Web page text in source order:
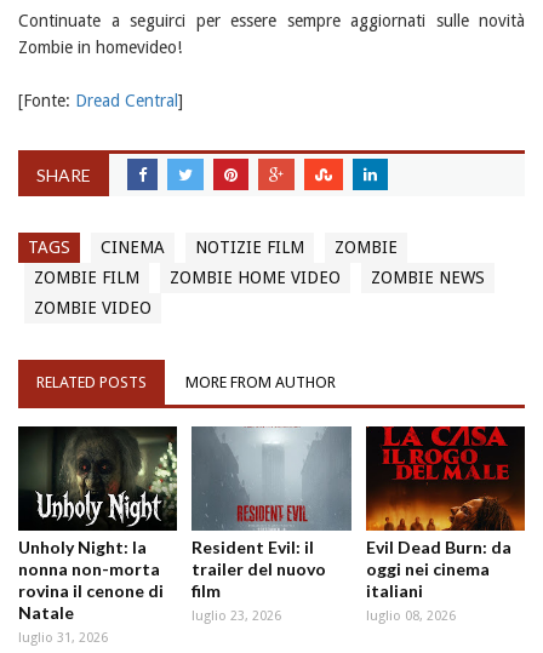
Continuate a seguirci per essere sempre aggiornati sulle novità
Zombie in homevideo!
[Fonte: Dread Central]
SHARE
TAGS CINEMA NOTIZIE FILM
ZOMBIE
ZOMBIE FILM
ZOMBIE HOME VIDEO
ZOMBIE NEWS
ZOMBIE VIDEO
RELATED POSTS MORE FROM AUTHOR
Unholy Night: la
nonna non-morta
rovina il cenone di
Natale
luglio 31, 2026
Resident Evil: il
trailer del nuovo
film
luglio 23, 2026
Evil Dead Burn: da
oggi nei cinema
italiani
luglio 08, 2026